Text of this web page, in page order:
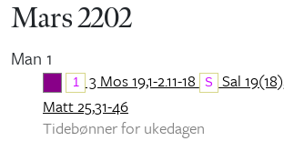
Mars 2202
Man 1
1 3 Mos 19,1-2.11-18 S Sal
Matt 25,31-46
Tidebønner for ukedagen